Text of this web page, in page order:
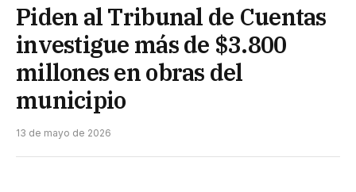
Piden al Tribunal de Cuentas
investigue más de $3.800
millones en obras del
municipio
13 de mayo de 2026